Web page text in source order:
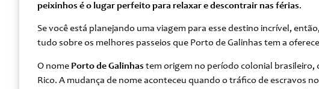
peixinhos é o lugar perfeito para relaxar e descontrairnas férias.
Se você está planejando uma viagem para esse destino incrível,
tudo sobre os melhores passeios que Porto de Galinhas tem a
O nome Porto de Galinhas tem origem no período colonial brasileiro,
Rico. A mudança de nome aconteceu quando o tráfico de escravos